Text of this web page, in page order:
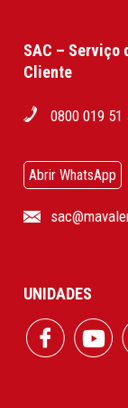
SAC – Serviço
Cliente
0800 019 51
Abrir WhatsApp
UNIDADES